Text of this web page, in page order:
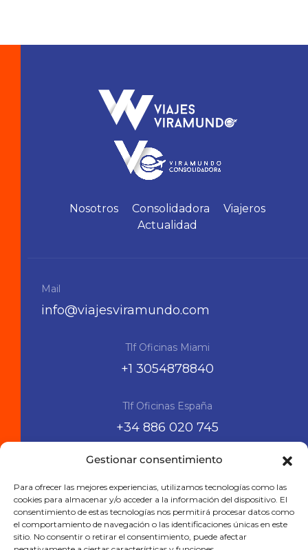
Gestionar consentimiento
Para ofrecer las mejores experiencias, utilizamos tecnologías como las
cookies para almacenar y/o acceder a la información del dispositivo. El
consentimiento de estas tecnologías nos permitirá procesar datos como
el comportamiento de navegación o las identificaciones únicas en este
sitio. No consentir o retirar el consentimiento, puede afectar
Nosotros Consolidadora
Viajeros
Actualidad
Mail
info@viajesviramundo.com
Tlf Oficinas Miami
+1 3054878840
Tlf Oficinas España
+34 886 020 745
Siguenos en las RRSS